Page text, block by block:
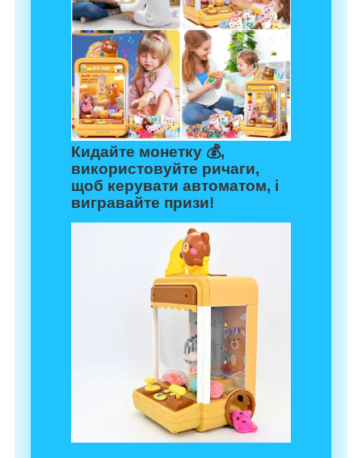
Кидайте монетку 💰,
використовуйте ричаги,
щоб керувати автоматом, і
вигравайте призи!